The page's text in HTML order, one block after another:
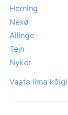
Herning
Nexø
Allinge
Tejn
Nyker
Vaata ilma